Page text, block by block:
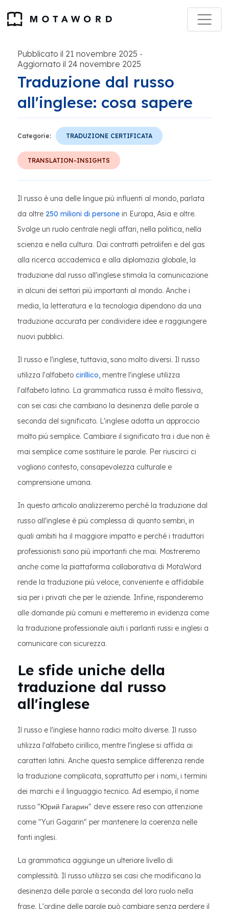
Pubblicato il 21 novembre 2025 -
Aggiornato il 24 novembre 2025
Traduzione dal russo
all'inglese: cosa sapere
Categorie: TRADUZIONE CERTIFICATA
TRANSLATION-INSIGHTS
Il russo è una delle lingue più influenti al mondo, parlata
da oltre 250 milioni di persone in Europa, Asia e oltre.
Svolge un ruolo centrale negli affari, nella politica, nella
scienza e nella cultura. Dai contratti petroliferi e del gas
alla ricerca accademica e alla diplomazia globale, la
traduzione dal russo all'inglese stimola la comunicazione
in alcuni dei settori più importanti al mondo. Anche i
media, la letteratura e la tecnologia dipendono da una
traduzione accurata per condividere idee e raggiungere
nuovi pubblici.
Il russo e l'inglese, tuttavia, sono molto diversi. Il russo
utilizza l'alfabeto cirillico, mentre l'inglese utilizza
l'alfabeto latino. La grammatica russa è molto flessiva,
con sei casi che cambiano la desinenza delle parole a
seconda del significato. L'inglese adotta un approccio
molto più semplice. Cambiare il significato tra i due non è
mai semplice come sostituire le parole. Per riuscirci ci
vogliono contesto, consapevolezza culturale e
comprensione umana.
In questo articolo analizzeremo perché la traduzione dal
russo all'inglese è più complessa di quanto sembri, in
quali ambiti ha il maggiore impatto e perché i traduttori
professionisti sono più importanti che mai. Mostreremo
anche come la piattaforma collaborativa di MotaWord
rende la traduzione più veloce, conveniente e affidabile
sia per i privati che per le aziende. Infine, risponderemo
alle domande più comuni e metteremo in evidenza come
la traduzione professionale aiuti i parlanti russi e inglesi a
comunicare con sicurezza.
Le sfide uniche della
traduzione dal russo
all'inglese
Il russo e l'inglese hanno radici molto diverse. Il russo
utilizza l'alfabeto cirillico, mentre l'inglese si affida ai
caratteri latini. Anche questa semplice differenza rende
la traduzione complicata, soprattutto per i nomi, i termini
dei marchi e il linguaggio tecnico. Ad esempio, il nome
russo "Юрий Гагарин" deve essere reso con attenzione
come "Yuri Gagarin" per mantenere la coerenza nelle
fonti inglesi.
La grammatica aggiunge un ulteriore livello di
complessità. Il russo utilizza sei casi che modificano la
desinenza delle parole a seconda del loro ruolo nella
frase. L'ordine delle parole può cambiare senza perdere il